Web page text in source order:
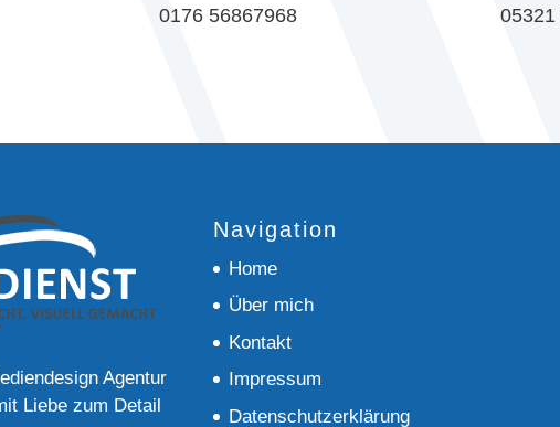
0176 56867968
Agentur
Liebe zum Detail
Navigation
Home
Über mich
Kontakt
Impressum
Datenschutzerklärung